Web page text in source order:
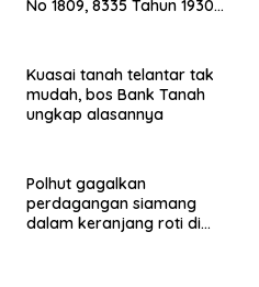
No 1809, 8335 Tahun 1930
Saamah
Kuasai tanah telantar tak
mudah, bos Bank Tanah
ungkap alasannya
Polhut gagalkan
perdagangan siamang
dalam keranjang roti di